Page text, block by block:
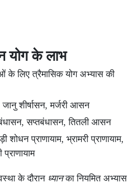
योग के लाभ
के लिए त्रैमासिक योग अभ्यास की
जानु शीर्षासन, मर्जरी आसन
सप्तबंधासन, तितली आसन
शोधन प्राणायाम, भ्रामरी प्राणायाम,
के दौरान ध्यानका नियमित अभ्यास